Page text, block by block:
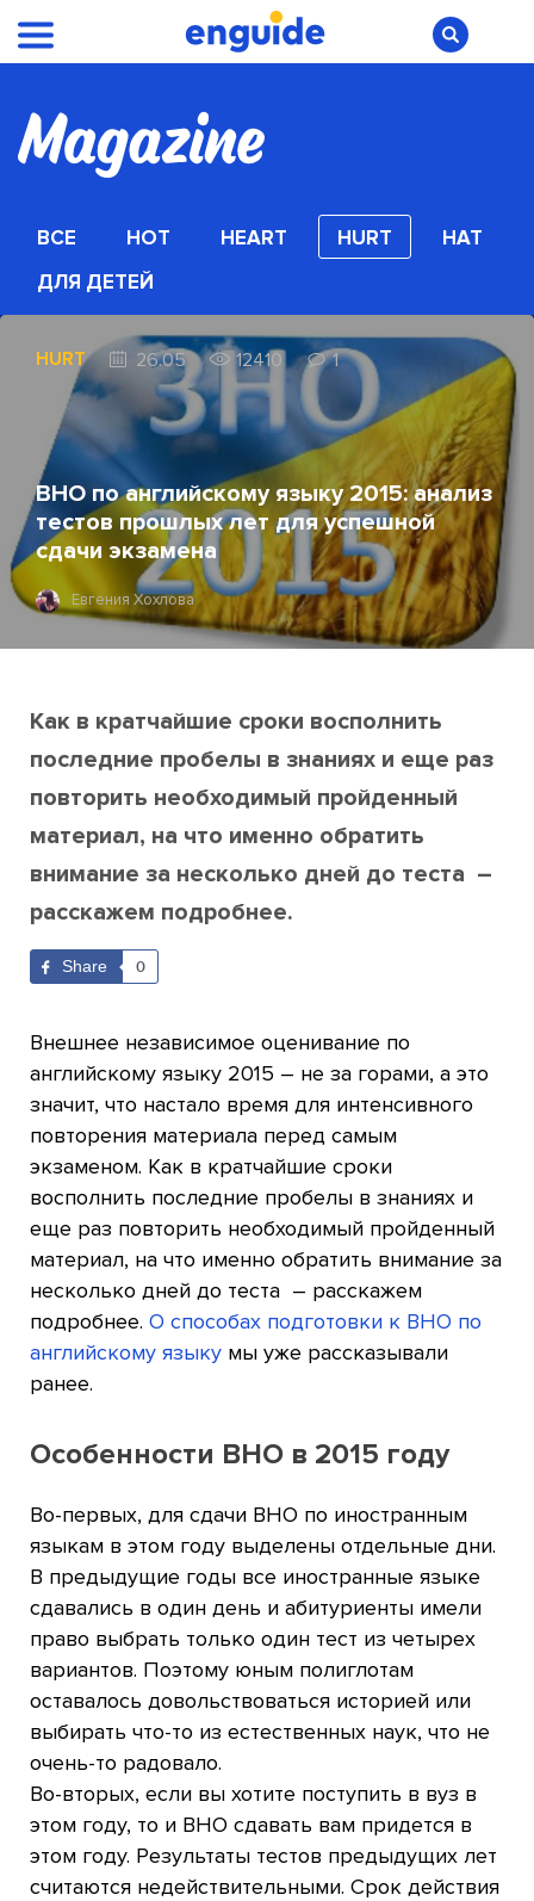
ВСЕ HOT HEART HURT
HAT
ДЛЯ ДЕТЕЙ
HURT 26.05 12410 1
ВНО по английскому языку 2015: анализ
тестов прошлых лет для успешной
сдачи экзамена
Евгения Хохлова
Как в кратчайшие сроки восполнить
последние пробелы в знаниях и еще раз
повторить необходимый пройденный
материал, на что именно обратить
внимание за несколько дней до теста –
расскажем подробнее.
Share 0
Внешнее независимое оценивание по
английскому языку 2015 – не за горами, а это
значит, что настало время для интенсивного
повторения материала перед самым
экзаменом. Как в кратчайшие сроки
восполнить последние пробелы в знаниях и
еще раз повторить необходимый пройденный
материал, на что именно обратить внимание за
несколько дней до теста – расскажем
подробнее. О способах подготовки к ВНО по
английскому языку мы уже рассказывали
ранее.
Особенности ВНО в 2015 году
Во-первых, для сдачи ВНО по иностранным
языкам в этом году выделены отдельные дни.
В предыдущие годы все иностранные языке
сдавались в один день и абитуриенты имели
право выбрать только один тест из четырех
вариантов. Поэтому юным полиглотам
оставалось довольствоваться историей или
выбирать что-то из естественных наук, что не
очень-то радовало.
Во-вторых, если вы хотите поступить в вуз в
этом году, то и ВНО сдавать вам придется в
этом году. Результаты тестов предыдущих лет
считаются недействительными. Срок действия